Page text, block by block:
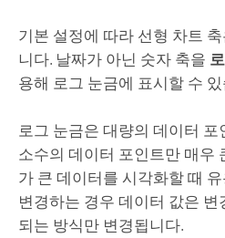
기본 설정에 따라 선형 차트
니다. 날짜가 아닌 숫자 축을
용해 로그 눈금에 표시할 수
로그 눈금은 대량의 데이터 포
소수의 데이터 포인트만 매우
가 큰 데이터를 시각화할 때
변경하는 경우 데이터 값은 변
되는 방식만 변경됩니다.